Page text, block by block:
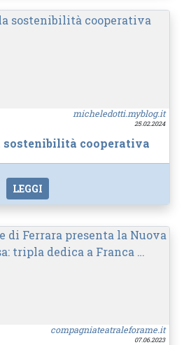
micheledotti.myblog.it
25.02.2024
sostenibilità cooperativa
LEGGI
compagniateatraleforame.it
07.06.2023